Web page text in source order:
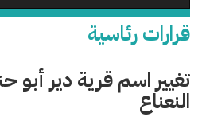
قرارات رئاسية
تغيير اسم قرية دير أبو
النعناع